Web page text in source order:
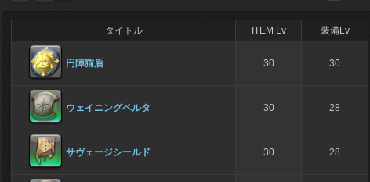
タイトル ITEM Lv 装備Lv
円陣猫盾 30 30
ウェイニングペルタ 30 28
サヴェージシールド 30 28